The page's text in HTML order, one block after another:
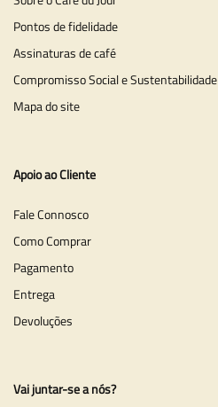
Pontos de fidelidade
Assinaturas de café
Compromisso Social e Sustentabilidade
Mapa do site
Apoio ao Cliente
Fale Connosco
Como Comprar
Pagamento
Entrega
Devoluções
Vai juntar-se a nós?